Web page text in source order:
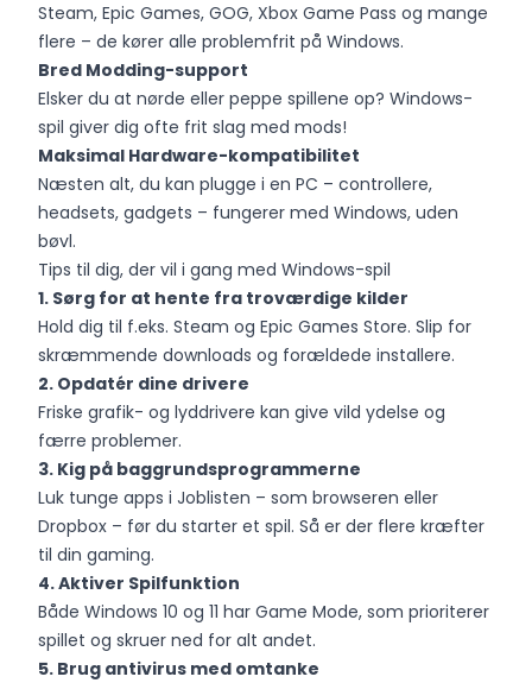
Steam, Epic Games, GOG, Xbox Game Pass og mange
flere – de kører alle problemfrit på Windows.
Bred Modding-support
Elsker du at nørde eller peppe spillene op? Windows-
spil giver dig ofte frit slag med mods!
Maksimal Hardware-kompatibilitet
Næsten alt, du kan plugge i en PC – controllere,
headsets, gadgets – fungerer med Windows, uden
bøvl.
Tips til dig, der vil i gang med Windows-spil
1. Sørg for at hente fra troværdige kilder
Hold dig til f.eks. Steam og Epic Games Store. Slip for
skræmmende downloads og forældede installere.
2. Opdatér dine drivere
Friske grafik- og lyddrivere kan give vild ydelse og
færre problemer.
3. Kig på baggrundsprogrammerne
Luk tunge apps i Joblisten – som browseren eller
Dropbox – før du starter et spil. Så er der flere kræfter
til din gaming.
4. Aktiver Spilfunktion
Både Windows 10 og 11 har Game Mode, som prioriterer
spillet og skruer ned for alt andet.
5. Brug antivirus med omtanke